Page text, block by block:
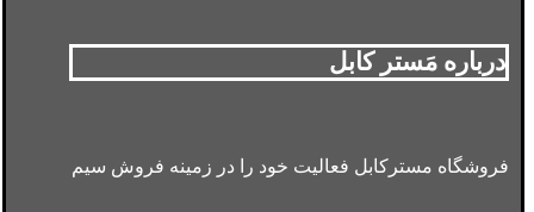
درباره مَستر کابل
فروشگاه مسترکابل فعالیت خود را در زمینه فروش سیم